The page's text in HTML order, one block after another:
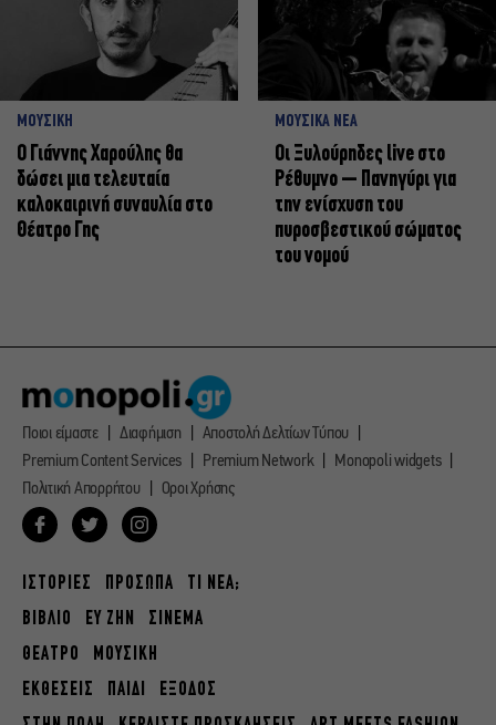
ΜΟΥΣΙΚΗ
Ο Γιάννης Χαρούλης θα
δώσει μια τελευταία
καλοκαιρινή συναυλία στο
Θέατρο Γης
ΜΟΥΣΙΚΑ ΝΕΑ
Οι Ξυλούρηδες live στο
Ρέθυμνο – Πανηγύρι για
την ενίσχυση του
πυροσβεστικού σώματος
του νομού
Ποιοι είμαστε Διαφήμιση
Αποστολή Δελτίων Τύπου
Premium Content Services
Premium Network
Monopoli widgets
Πολιτική Απορρήτου
Οροι Χρήσης
ΙΣΤΟΡΙΕΣ ΠΡΟΣΩΠΑ
ΤΙ ΝΕΑ;
ΒΙΒΛΙΟ
ΕΥ ΖΗΝ
ΣΙΝΕΜΑ
ΘΕΑΤΡΟ
ΜΟΥΣΙΚΗ
ΕΚΘΕΣΕΙΣ
ΠΑΙΔΙ
ΕΞΟΔΟΣ